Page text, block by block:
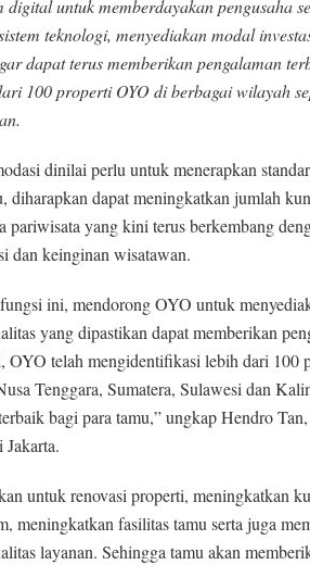
digital untuk memberdayakan pengusaha
teknologi, menyediakan modal
dapat terus memberikan pengalaman
100 properti OYO di berbagai wilayah
dinilai perlu untuk menerapkan
diharapkan dapat meningkatkan jumlah
yang kini terus berkembang
dan keinginan wisatawan.
ini, mendorong OYO untuk
yang dipastikan dapat memberikan
OYO telah mengidentifikasi lebih dari 100
Tenggara, Sumatera, Sulawesi dan
bagi para tamu,” ungkap Hendro
untuk renovasi properti, meningkatkan
meningkatkan fasilitas tamu serta juga
layanan. Sehingga tamu akan